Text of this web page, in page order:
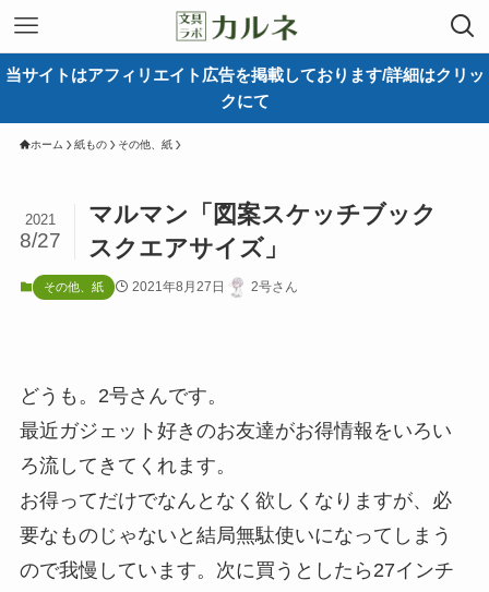
当サイトはアフィリエイト広告を掲載しております/詳細はクリッ
クにて
ホーム 紙もの その他、紙
マルマン「図案スケッチブック
スクエアサイズ」
2021
8/27
その他、紙 2021年8月27日 2号さん
どうも。2号さんです。
最近ガジェット好きのお友達がお得情報をいろい
ろ流してきてくれます。
お得ってだけでなんとなく欲しくなりますが、必
要なものじゃないと結局無駄使いになってしまう
ので我慢しています。次に買うとしたら27インチ